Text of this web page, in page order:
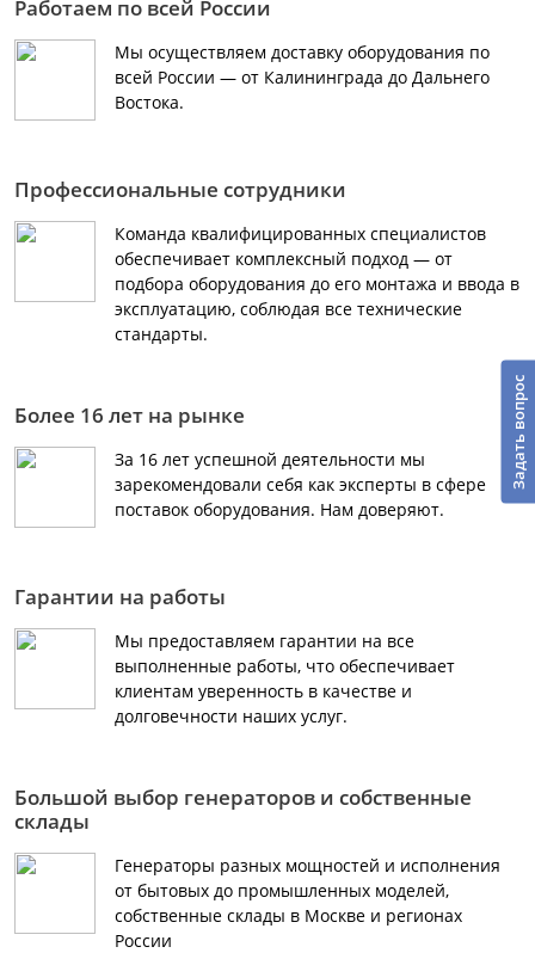
Работаем по всей России
Мы осуществляем доставку оборудования по
всей России — от Калининграда до Дальнего
Востока.
Профессиональные сотрудники
Команда квалифицированных специалистов
обеспечивает комплексный подход — от
подбора оборудования до его монтажа и ввода в
эксплуатацию, соблюдая все технические
стандарты.
Более 16 лет на рынке
За 16 лет успешной деятельности мы
зарекомендовали себя как эксперты в сфере
поставок оборудования. Нам доверяют.
Гарантии на работы
Мы предоставляем гарантии на все
выполненные работы, что обеспечивает
клиентам уверенность в качестве и
долговечности наших услуг.
Большой выбор генераторов и собственные
склады
Генераторы разных мощностей и исполнения
от бытовых до промышленных моделей,
собственные склады в Москве и регионах
России
Задать вопрос